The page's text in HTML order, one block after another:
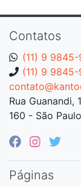
Contatos
(11) 9
(11) 9
Rua
160 - São
Páginas